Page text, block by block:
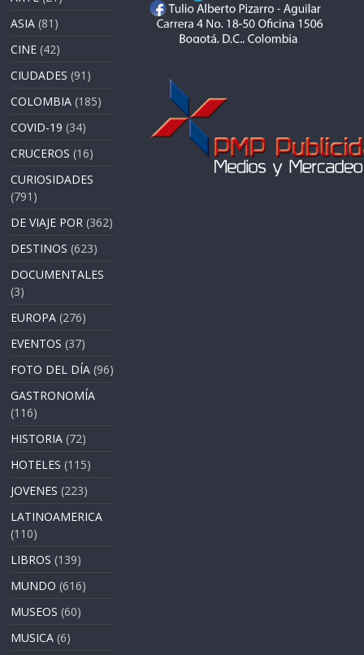
ASIA (81)
CINE (42)
CIUDADES (91)
COLOMBIA (185)
COVID-19 (34)
CRUCEROS (16)
CURIOSIDADES
(791)
DE VIAJE POR (362)
DESTINOS (623)
DOCUMENTALES
(3)
EUROPA (276)
EVENTOS (37)
FOTO DEL DÍA (96)
GASTRONOMÍA
(116)
HISTORIA (72)
HOTELES (115)
JOVENES (223)
LATINOAMERICA
(110)
LIBROS (139)
MUNDO (616)
MUSEOS (60)
MUSICA (6)